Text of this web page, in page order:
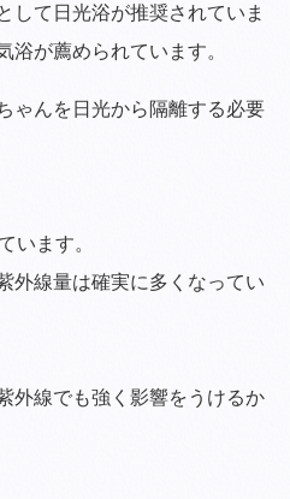
して日光浴が推奨されていま
浴が薦められています。
ゃんを日光から隔離する必要
います。
外線量は確実に多くなってい
外線でも強く影響をうけるか